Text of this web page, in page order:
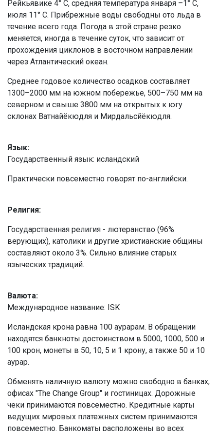
Рейкьявике 4° С, средняя температура января –1° С,
июля 11° С. Прибрежные воды свободны ото льда в
течение всего года. Погода в этой стране резко
меняется, иногда в течение суток, что зависит от
прохождения циклонов в восточном направлении
через Атлантический океан.
Среднее годовое количество осадков составляет
1300–2000 мм на южном побережье, 500–750 мм на
северном и свыше 3800 мм на открытых к югу
склонах Ватнайёкюдля и Мирдальсйёкюдля.
Язык:
Государственный язык: исландский
Практически повсеместно говорят по-английски.
Религия:
Государственная религия - лютеранство (96%
верующих), католики и другие христианские общины
составляют около 3%. Сильно влияние старых
языческих традиций.
Валюта:
Международное название: ISK
Исландская крона равна 100 аурарам. В обращении
находятся банкноты достоинством в 5000, 1000, 500 и
100 крон, монеты в 50, 10, 5 и 1 крону, а также 50 и 10
аурар.
Обменять наличную валюту можно свободно в банках,
офисах "The Change Group" и гостиницах. Дорожные
чеки принимаются повсеместно. Кредитные карты
ведущих мировых платежных систем принимаются
повсеместно. Банкоматы расположены во всех